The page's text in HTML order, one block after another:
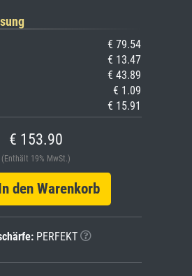
€ 79.54
€ 13.47
€ 43.89
€ 1.09
€ 15.91
€ 153.90
(Enthält 19% MwSt.)
den Warenkorb
PERFEKT